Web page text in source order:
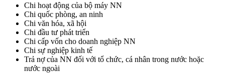
Chi hoạt động của bộ máy NN
Chi quốc phòng, an ninh
Chi văn hóa, xã hội
Chi đầu tư phát triển
Chi cấp vốn cho doanh nghiệp NN
Chi sự nghiệp kinh tế
Trả nợ của NN đối với tổ chức, cá nhân trong nước hoặc
nước ngoài